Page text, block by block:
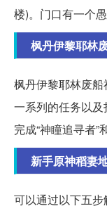
楼)。门口有一个
枫丹伊黎耶林
枫丹伊黎耶林废
一系列的任务以
完成“神瞳追寻者”
新手原神稻妻
可以通过以下五